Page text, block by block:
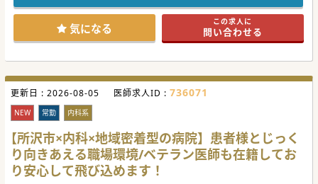
つです。■訪問を望まれている施設はまだまだございます。
近隣施設のニーズに応える為、早期増員に向けて動いており
【職場環境と雰囲気】
がハッキリとしたご勤務の為、安心してご入職いただけま
す。
■臨時往診以外は医師・看護師の2名体制で訪問のため、先
生お一人に負担のかかる場面は少ないです。
■4週しかない曜日は祝日勤務がございますが、基本的には
土日休みのため仕事とライフワークバランスの取れたご勤務
です。
【医療機関情報】
■基盤がしっかりしているグループが運営しているクリニッ
クです。経営面でも安定しており、安心してご勤務いただけ
ます。
気になる この求人に
問い合わせる
更新日 : 2026-08-05 医師求人ID : 736071
NEW 常勤 内科系
【所沢市×内科×地域密着型の病院】患者様とじっく
り向きあえる職場環境/ベテラン医師も在籍してお
り安心して飛び込めます！